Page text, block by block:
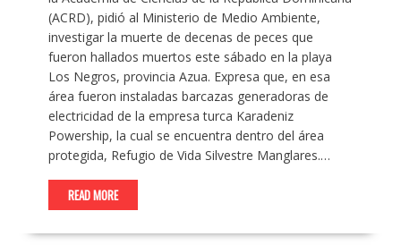
(ACRD), pidió al Ministerio de Medio Ambiente,
investigar la muerte de decenas de peces que
fueron hallados muertos este sábado en la playa
Los Negros, provincia Azua. Expresa que, en esa
área fueron instaladas barcazas generadoras de
electricidad de la empresa turca Karadeniz
Powership, la cual se encuentra dentro del área
protegida, Refugio de Vida Silvestre Manglares.…
READ MORE